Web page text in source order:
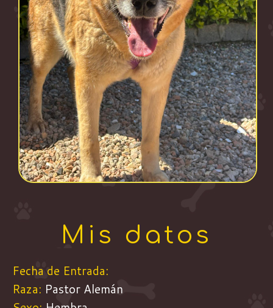
Mis datos
Fecha de Entrada:
Raza: Pastor Alemán